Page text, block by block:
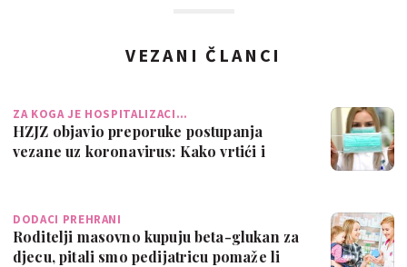
VEZANI ČLANCI
ZA KOGA JE HOSPITALIZACI…
HZJZ objavio preporuke postupanja
vezane uz koronavirus: Kako vrtići i
DODACI PREHRANI
Roditelji masovno kupuju beta-glukan za
djecu, pitali smo pedijatricu pomaže li